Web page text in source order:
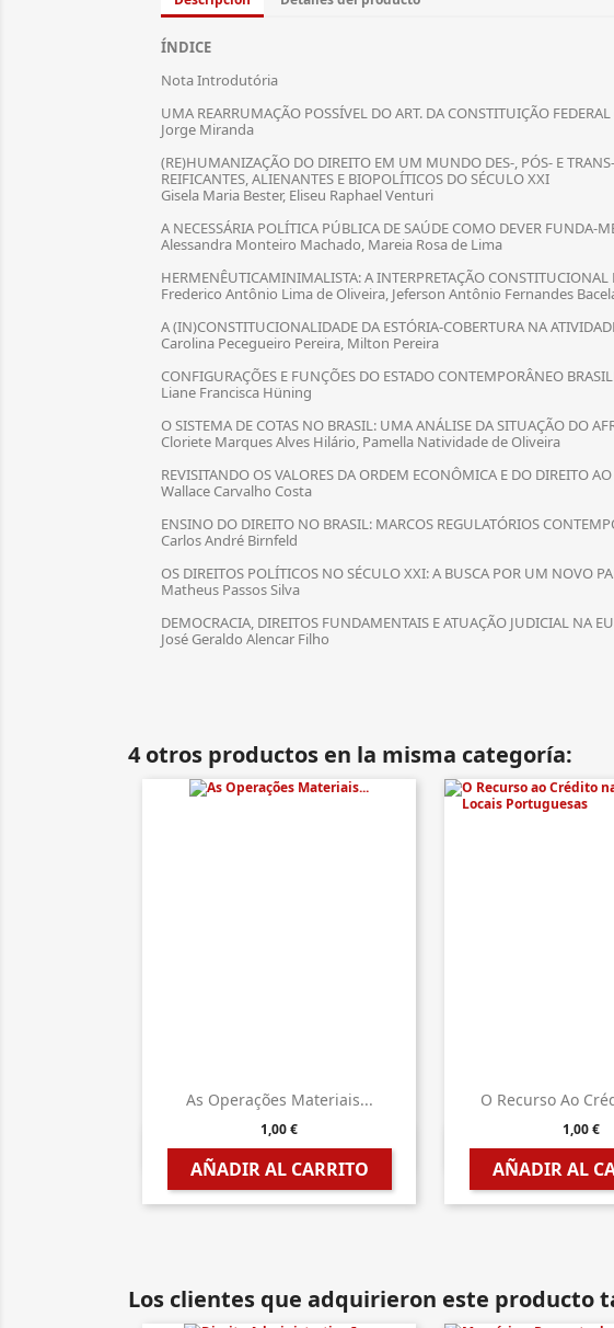
ÍNDICE
Nota Introdutória
UMA REARRUMAÇÃO POSSÍVEL DO ART. DA CONSTITUIÇÃO
Jorge Miranda
(RE)HUMANIZAÇÃO DO DIREITO EM UM MUNDO DES-, PÓS- E
REIFICANTES, ALIENANTES E BIOPOLÍTICOS DO SÉCULO XXI
Gisela Maria Bester, Eliseu Raphael Venturi
A NECESSÁRIA POLÍTICA PÚBLICA DE SAÚDE COMO DEVER FUNDA-
Alessandra Monteiro Machado, Mareia Rosa de Lima
HERMENÊUTICAMINIMALISTA: A INTERPRETAÇÃO
Frederico Antônio Lima de Oliveira, Jeferson Antônio Fernandes
A (IN)CONSTITUCIONALIDADE DA ESTÓRIA-COBERTURA NA
Carolina Pecegueiro Pereira, Milton Pereira
CONFIGURAÇÕES E FUNÇÕES DO ESTADO CONTEMPORÂNEO
Liane Francisca Hüning
O SISTEMA DE COTAS NO BRASIL: UMA ANÁLISE DA SITUAÇÃO DO
Cloriete Marques Alves Hilário, Pamella Natividade de Oliveira
REVISITANDO OS VALORES DA ORDEM ECONÔMICA E DO DIREITO
Wallace Carvalho Costa
ENSINO DO DIREITO NO BRASIL: MARCOS REGULATÓRIOS
Carlos André Birnfeld
OS DIREITOS POLÍTICOS NO SÉCULO XXI: A BUSCA POR UM NOVO
Matheus Passos Silva
DEMOCRACIA, DIREITOS FUNDAMENTAIS E ATUAÇÃO JUDICIAL NA
José Geraldo Alencar Filho
4 otros productos en la misma categoría:
As Operações Materiais...
1,00 €
AÑADIR AL CARRITO
 Vista rápida
O Recurso Ao
1,00 €
AÑADIR AL
 Vista
Los clientes que adquirieron este producto